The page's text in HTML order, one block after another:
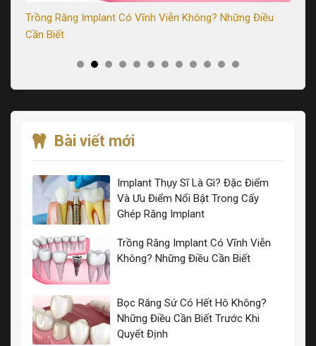
Trồng Răng Implant Có Vĩnh Viễn Không? Những Điều
Cần Biết
Bài viết mới
Implant Thụy Sĩ Là Gì? Đặc Điểm
Và Ưu Điểm Nổi Bật Trong Cấy
Ghép Răng Implant
Trồng Răng Implant Có Vĩnh Viễn
Không? Những Điều Cần Biết
Bọc Răng Sứ Có Hết Hô Không?
Những Điều Cần Biết Trước Khi
Quyết Định